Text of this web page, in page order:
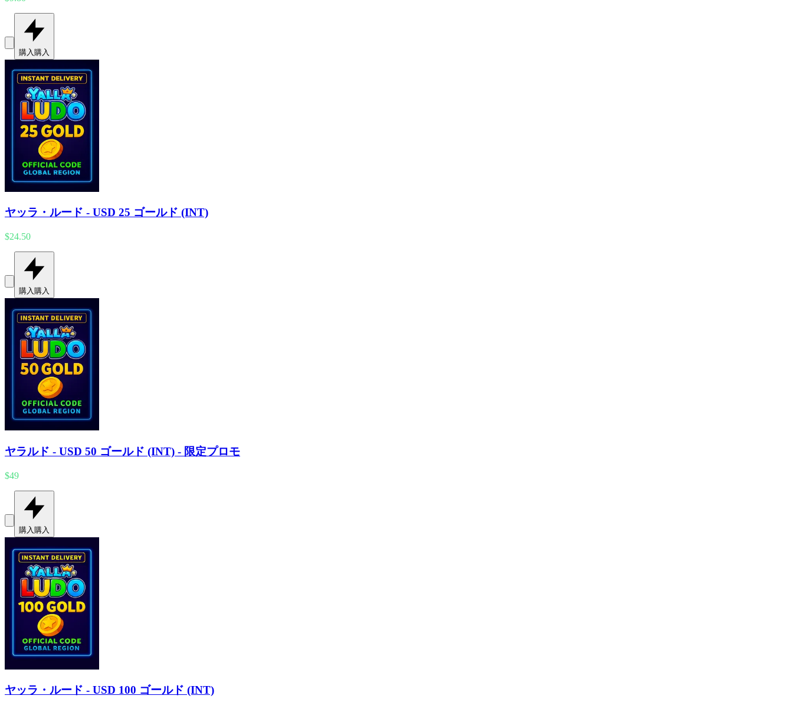
購入 購入
ヤッラ・ルード - USD 25 ゴールド (INT)
$24.50
購入購入
ヤラルド - USD 50 ゴールド (INT) - 限定プロモ
$49
購入 購入
ヤッラ・ルード - USD 100 ゴールド (INT)